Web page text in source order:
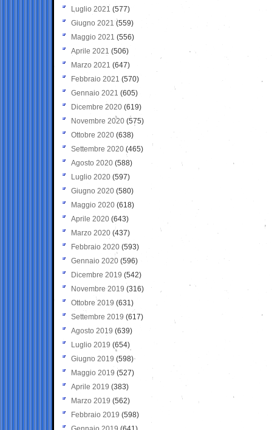
Luglio 2021 (577)
Giugno 2021(559)
Maggio 2021 (556)
Aprile 2021 (506)
Marzo 2021 (647)
Febbraio 2021 (570)
Gennaio 2021 (605)
Dicembre 2020 (619)
Novembre 2020 (575)
Ottobre 2020 (638)
Settembre 2020(465)
Agosto 2020 (588)
Luglio 2020 (597)
Giugno 2020 (580)
Maggio 2020 (618)
Aprile 2020 (643)
Marzo 2020 (437)
Febbraio 2020 (593)
Gennaio 2020 (596)
Dicembre 2019 (542)
Novembre 2019 (316)
Ottobre 2019 (631)
Settembre 2019 (617)
Agosto 2019 (639)
Luglio 2019 (654)
Giugno 2019 (598)
Maggio 2019 (527)
Aprile 2019 (383)
Marzo 2019 (562)
Febbraio 2019 (598)